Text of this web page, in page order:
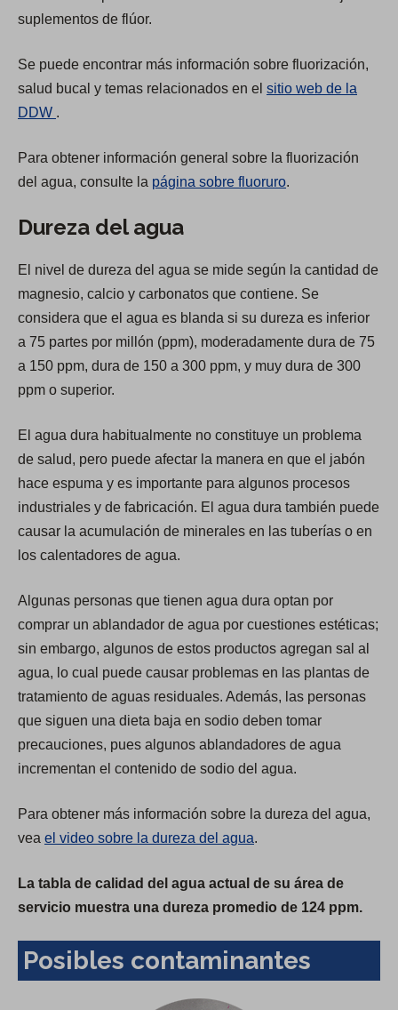
suplementos de flúor.
Se puede encontrar más información sobre fluorización,
salud bucal y temas relacionados en el sitio web de la
DDW
p
e
s
n
a
n
e
w
.
Para obtener información general sobre la fluorización
del agua, consulte la página sobre fluoruro.
Dureza del agua
El nivel de dureza del agua se mide según la cantidad de
magnesio, calcio y carbonatos que contiene. Se
considera que el agua es blanda si su dureza es inferior
a 75 partes por millón (ppm), moderadamente dura de 75
a 150 ppm, dura de 150 a 300 ppm, y muy dura de 300
ppm o superior.
El agua dura habitualmente no constituye un problema
de salud, pero puede afectar la manera en que el jabón
hace espuma y es importante para algunos procesos
industriales y de fabricación. El agua dura también puede
causar la acumulación de minerales en las tuberías o en
los calentadores de agua.
Algunas personas que tienen agua dura optan por
comprar un ablandador de agua por cuestiones estéticas;
sin embargo, algunos de estos productos agregan sal al
agua, lo cual puede causar problemas en las plantas de
tratamiento de aguas residuales. Además, las personas
que siguen una dieta baja en sodio deben tomar
precauciones, pues algunos ablandadores de agua
incrementan el contenido de sodio del agua.
Para obtener más información sobre la dureza del agua,
vea el video sobre la dureza del agua.
La tabla de calidad del agua actual de su área de
servicio muestra una dureza promedio de 124 ppm.
Posibles contaminantes